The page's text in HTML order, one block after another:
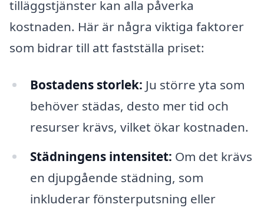
tilläggstjänster kan alla påverka
kostnaden. Här är några viktiga faktorer
som bidrar till att fastställa priset:
Bostadens storlek: Ju större yta som
behöver städas, desto mer tid och
resurser krävs, vilket ökar kostnaden.
Städningens intensitet: Om det krävs
en djupgående städning, som
inkluderar fönsterputsning eller